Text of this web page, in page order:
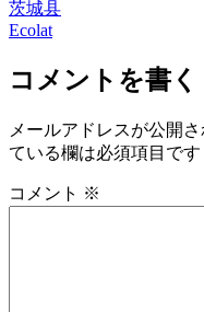
茨城县
Ecolat
コメントを書く
メールアドレスが公開
ている欄は必須項目です
コメント ※